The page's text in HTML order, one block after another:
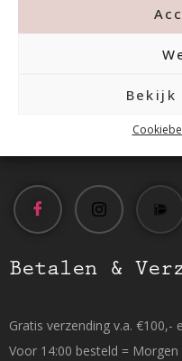
Bekijk
info@mfacademy.nl
Betalen &
Gratis verzending v.a. €100,-
Voor 14:00 besteld = Morgen